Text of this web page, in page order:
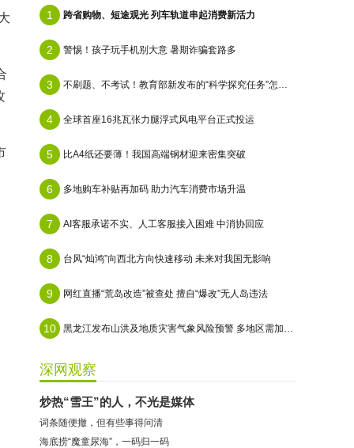
1 跨省购物、短途观光 列车轨道串起消费新活力
2 警惕！孩子玩手机别大意 暑期诈骗套路多
3 不刷题、不考试！教育部新发布的“科学探究任务”怎么做？
4 全球首座16兆瓦张力腿浮式风电平台正式投运
5 比A4纸还要薄！我国高端钢材迎来密集突破
6 多地购车补贴再加码 助力汽车消费市场升温
7 AI客服承诺不实、人工客服接入困难 中消协回应
8 台风“灿鸿”向西北方向快速移动 未来对我国无影响
9 网红直播“荒岛改造”被查处 擅自“爆改”无人岛违法
10 黑龙江发布山洪及地质灾害气象风险预警 多地区需加强防范
深网观察
炒热“雪王”的人，不光是媒体
词条随便撤，但有些事得问清
海底捞“魔童尿海”，一码归一码